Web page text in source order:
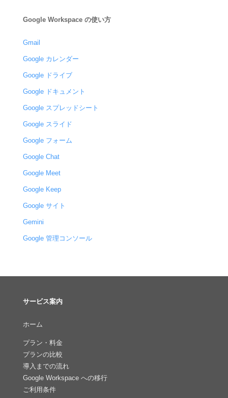
Google Workspace の使い方
Gmail
Google カレンダー
Google ドライブ
Google ドキュメント
Google スプレッドシート
Google スライド
Google フォーム
Google Chat
Google Meet
Google Keep
Google サイト
Gemini
Google 管理コンソール
サービス案内
ホーム
プラン・料金
プランの比較
導入までの流れ
Google Workspace への移行
ご利用条件